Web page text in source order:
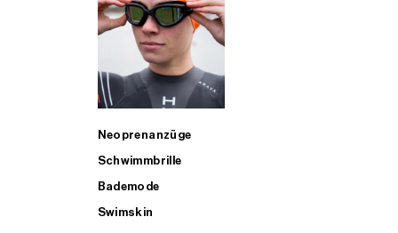
Neoprenanzüge
Schwimmbrille
Bademode
Swimskin